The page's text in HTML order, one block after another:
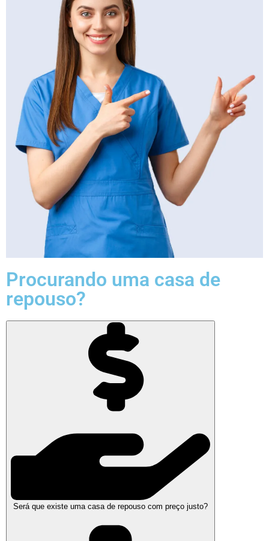
Procurando uma casa de
repouso?
Será que existe uma casa de repouso com preço justo?